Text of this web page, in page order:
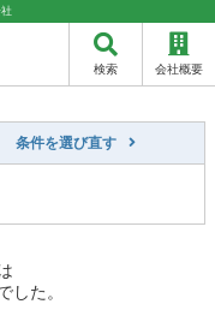
検索 会社概要
条件を選び直す
した。